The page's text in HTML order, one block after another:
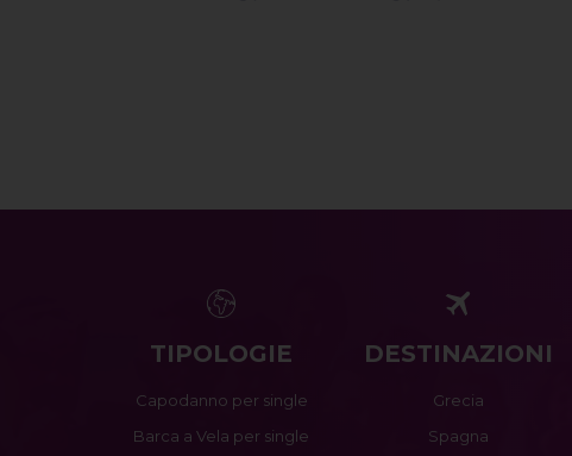
TIPOLOGIE
Capodanno per single
Barca a Vela per single
DESTINAZIONI
Grecia
Spagna